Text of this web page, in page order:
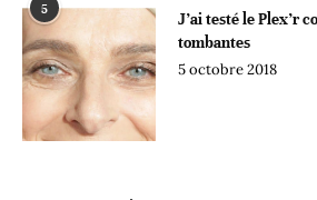
5
J’ai testé le Plex’r
tombantes
5 octobre 2018